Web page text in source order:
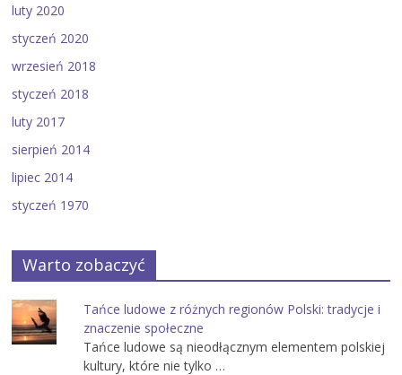
luty 2020
styczeń 2020
wrzesień 2018
styczeń 2018
luty 2017
sierpień 2014
lipiec 2014
styczeń 1970
Warto zobaczyć
Tańce ludowe z różnych regionów Polski: tradycje i
znaczenie społeczne
Tańce ludowe są nieodłącznym elementem polskiej
kultury, które nie tylko …